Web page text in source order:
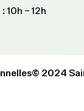
:10h – 12h
© 2024